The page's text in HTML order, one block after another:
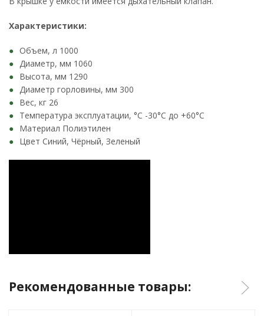
Характеристики:
Объем, л 1000
Диаметр, мм 1060
Высота, мм 1290
Диаметр горловины, мм 300
Вес, кг 26
Температура эксплуатации, °C -30°C до +60°C
Материал Полиэтилен
Цвет Синий, Чёрный, Зеленый
Рекомендованные товары: